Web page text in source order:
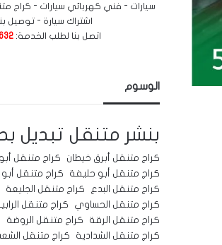
سيارات - فني كهربائي سيارات - كراج
اشتراك سيارة - توصيل
اتصل بنا لطلب الخدمة:
الوسوم
بنشر متنقل تبديل
كراج متنقل أبرق خيطان
كراج متنقل
كراج متنقل أبو حليفة
كراج متنقل
كراج متنقل البدع
كراج متنقل الجليعة
كراج متنقل الحساوي
كراج متنقل
كراج متنقل الرقة
كراج متنقل الروضة
كراج متنقل الشدادية
كراج متنقل